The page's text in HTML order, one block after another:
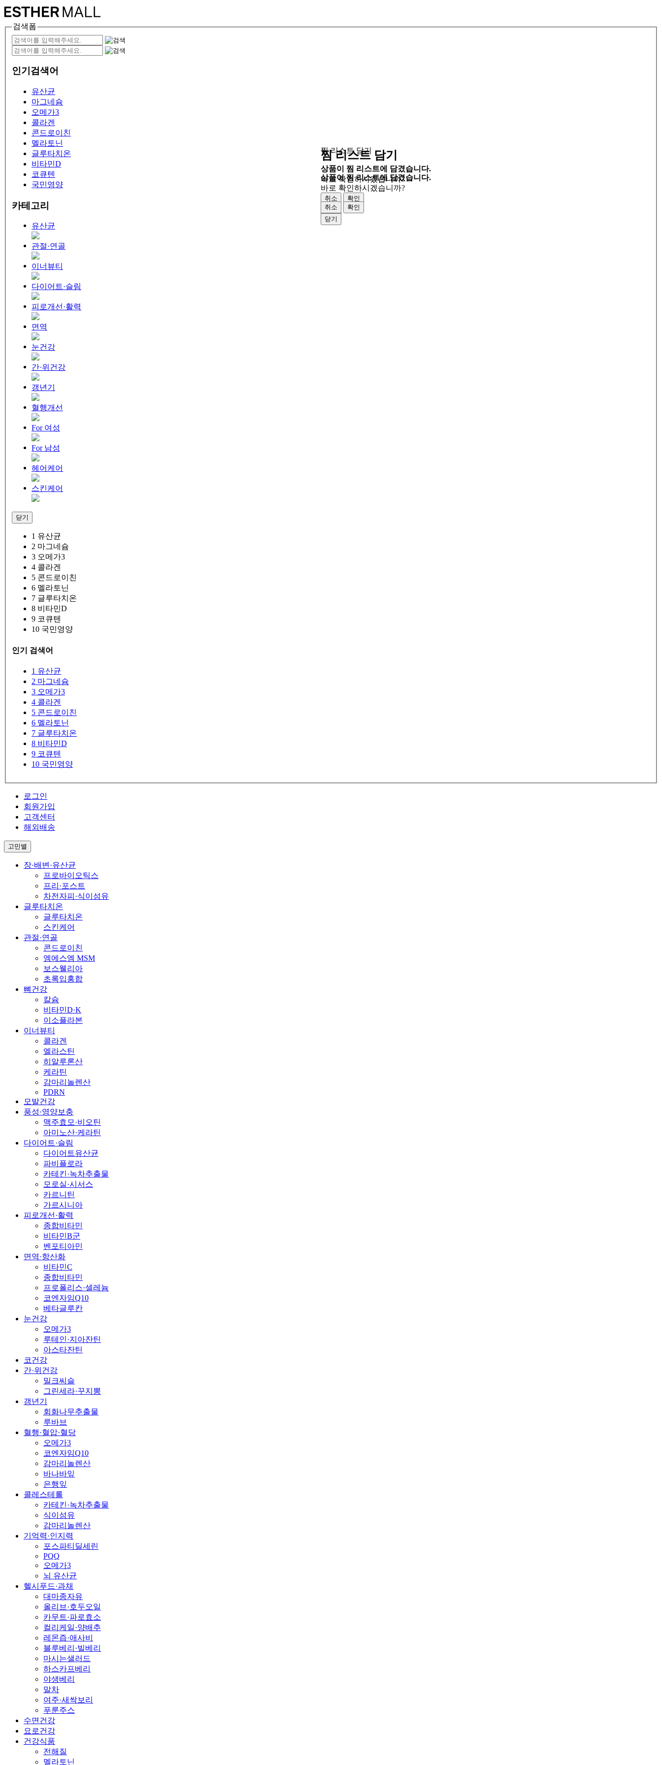
검색폼
인기검색어
유산균
마그네슘
오메가3
콜라겐
콘드로이친
멜라토닌
글루타치온
비타민D
코큐텐
국민영양
카테고리
유산균
관절·연골
이너뷰티
다이어트·슬림
피로개선·활력
면역
눈건강
간·위건강
갱년기
혈행개선
For 여성
For 남성
헤어케어
스킨케어
닫기
1 유산균
2 마그네슘
3 오메가3
4 콜라겐
5 콘드로이친
6 멜라토닌
7 글루타치온
8 비타민D
9 코큐텐
10 국민영양
인기 검색어
1 유산균
2 마그네슘
3 오메가3
4 콜라겐
5 콘드로이친
6 멜라토닌
7 글루타치온
8 비타민D
9 코큐텐
10 국민영양
로그인
회원가입
고객센터
해외배송
고민별
장·배변·유산균
프로바이오틱스
프리·포스트
차전자피·식이섬유
글루타치온
글루타치온
스킨케어
관절·연골
콘드로이친
엠에스엠 MSM
보스웰리아
초록입홍합
뼈건강
칼슘
비타민D·K
이소플라본
이너뷰티
콜라겐
엘라스틴
히알루론산
케라틴
감마리놀렌산
PDRN
모발건강
풍성·영양보충
맥주효모·비오틴
아미노산·케라틴
다이어트·슬림
다이어트유산균
파비플로라
카테킨·녹차추출물
모로실·시서스
카르니틴
가르시니아
피로개선·활력
종합비타민
비타민B군
벤포티아민
면역·항산화
비타민C
종합비타민
프로폴리스·셀레늄
코엔자임Q10
베타글루칸
눈건강
오메가3
루테인·지아잔틴
아스타잔틴
코건강
간·위건강
밀크씨슬
그린세라·꾸지뽕
갱년기
회화나무추출물
루바브
혈행·혈압·혈당
오메가3
코엔자임Q10
감마리놀렌산
바나바잎
은행잎
콜레스테롤
카테킨·녹차추출물
식이섬유
감마리놀렌산
기억력·인지력
포스파티딜세린
PQQ
오메가3
뇌 유산균
헬시푸드·과채
대마종자유
올리브·호두오일
카무트·파로효소
컬리케일·양배추
레몬즙·애사비
블루베리·빌베리
마시는샐러드
하스카프베리
야생베리
말차
여주·새싹보리
푸룬주스
수면건강
요로건강
건강식품
전해질
멜라토닌
찜 리스트 담기
상품이 찜 리스트에 담겼습니다.
바로 확인하시겠습니까?
취소
확인
닫기
찜 리스트 담기
상품이 찜 리스트에 담겼습니다.
바로 확인하시겠습니까?
취소
확인
닫기